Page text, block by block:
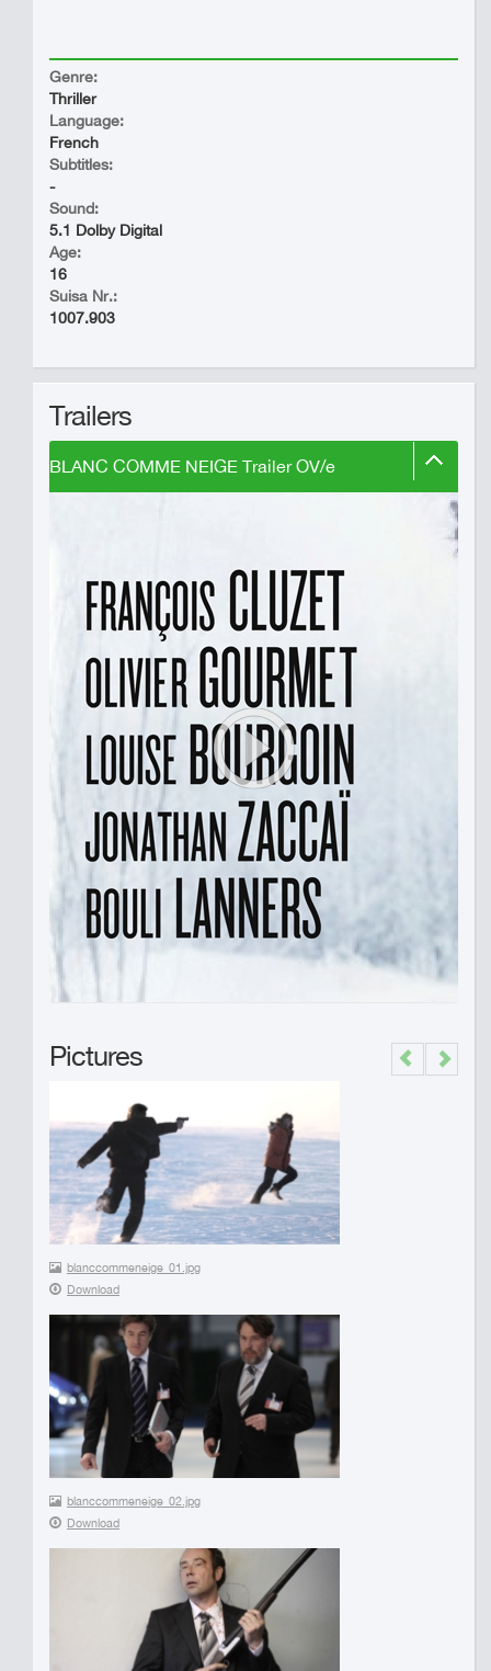
Genre:
Thriller
Language:
French
Subtitles:
-
Sound:
5.1 Dolby Digital
Age:
16
Suisa Nr.:
1007.903
Trailers
BLANC COMME NEIGE Trailer OV/e
Pictures
blanccommeneige_01.jpg
Download
blanccommeneige_02.jpg
Download
Previous
Next